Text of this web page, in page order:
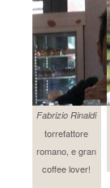
Fabrizio Rinaldi
torrefattore
romano, e gran
coffee lover!